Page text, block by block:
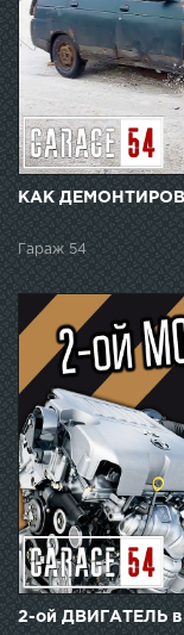
КАК
Гараж 54
2-ой ДВИГАТЕЛЬ